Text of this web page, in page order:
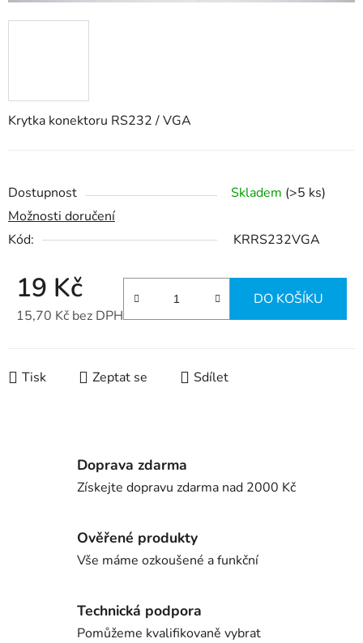
Krytka konektoru RS232 / VGA
Dostupnost Skladem (>5 ks)
Možnosti doručení
Kód:
KRRS232VGA
19 Kč
15,70 Kč bez DPH
DO KOŠÍKU
Tisk Zeptat se Sdílet
Doprava zdarma
Získejte dopravu zdarma nad 2000 Kč
Ověřené produkty
Vše máme ozkoušené a funkční
Technická podpora
Pomůžeme kvalifikovaně vybrat